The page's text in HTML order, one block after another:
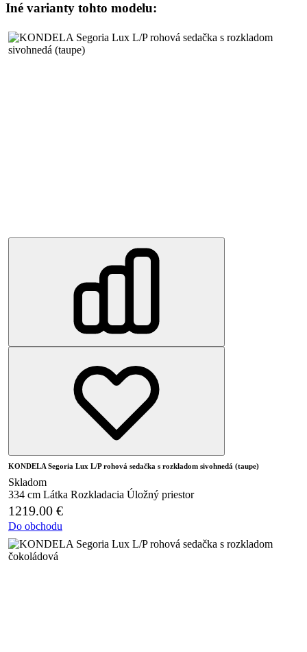
Iné varianty tohto modelu:
KONDELA Segoria Lux L/P rohová sedačka s rozkladom sivohnedá (taupe)
Skladom
334 cm Látka Rozkladacia Úložný priestor
1219.00 €
Do obchodu